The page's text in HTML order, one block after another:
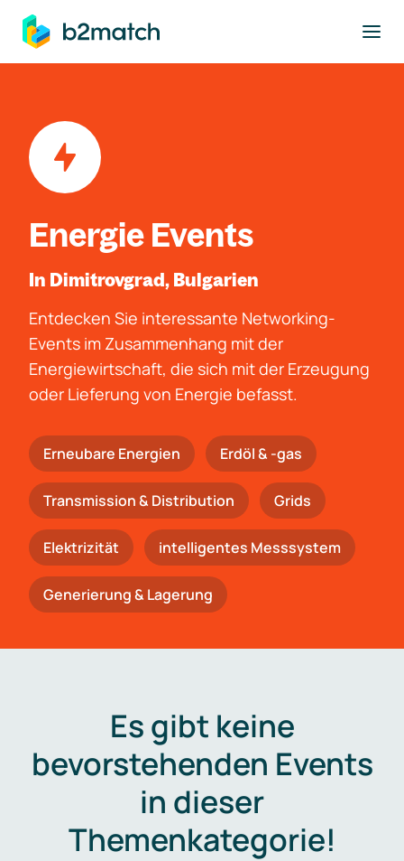
springen
Energie Events
In Dimitrovgrad, Bulgarien
Entdecken Sie interessante Networking-
Events im Zusammenhang mit der
Energiewirtschaft, die sich mit der Erzeugung
oder Lieferung von Energie befasst.
Erneubare Energien Erdöl & -gas
Trans­mis­si­on & Distribution Grids
Elektrizität intelligentes Messsystem
Generierung & Lagerung
Es gibt keine
bevorstehenden Events
in dieser
Themenkategorie!